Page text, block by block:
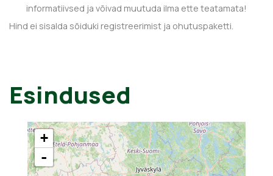
informatiivsed ja võivad muutuda ilma ette teatamata!
Hind ei sisalda sõiduki registreerimist ja ohutuspaketti.
Esindused
+
-